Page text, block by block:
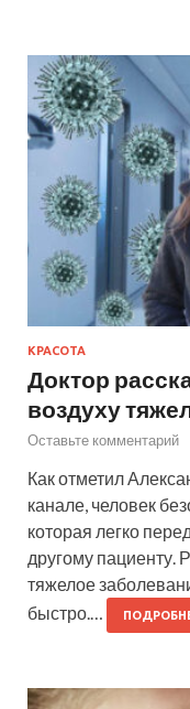
КРАСОТА
Доктор
воздуху
Оставьте комментарий
Как отметил
канале, человек
которая легко
другому пациенту.
тяжелое
быстро.…